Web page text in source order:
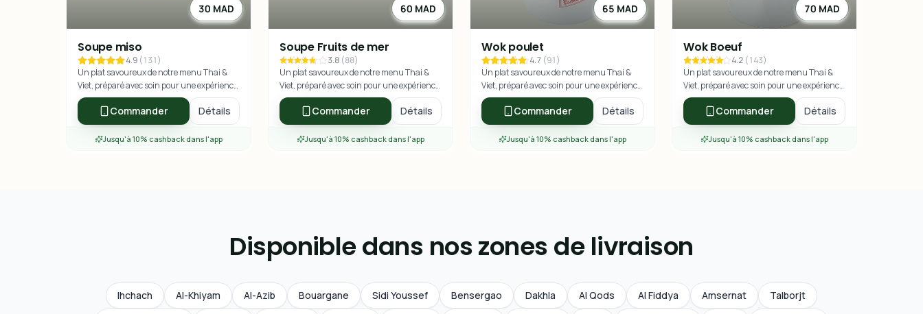
30 MAD
Soupe miso
4.9 (131)
Un plat savoureux de notre menu Thai &
Viet, préparé avec soin pour une expérience
culinaire exceptionnelle.
Commander Détails
Jusqu'à 10% cashback dans l'app
60 MAD
Soupe Fruits de mer
3.8 (88)
Un plat savoureux de notre menu Thai &
Viet, préparé avec soin pour une expérience
culinaire exceptionnelle.
Commander Détails
Jusqu'à 10% cashback dans l'app
65 MAD
Wok poulet
4.7 (91)
Un plat savoureux de notre menu Thai &
Viet, préparé avec soin pour une expérience
culinaire exceptionnelle.
Commander Détails
Jusqu'à 10% cashback dans l'app
70 MAD
Wok Boeuf
4.2 (143)
Un plat savoureux de notre menu Thai &
Viet, préparé avec soin pour une expérience
culinaire exceptionnelle.
Commander Détails
Jusqu'à 10% cashback dans l'app
Disponible dans nos zones de livraison
Ihchach Al-Khiyam Al-Azib Bouargane Sidi Youssef Bensergao Dakhla Al Qods Al Fiddya Amsernat
Talborjt